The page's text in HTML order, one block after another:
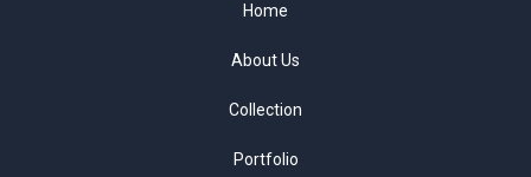
Home
About Us
Collection
Portfolio